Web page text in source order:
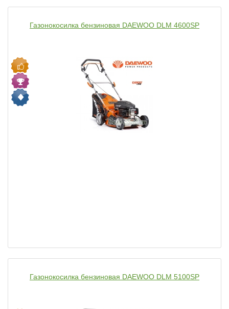
Газонокосилка бензиновая DAEWOO DLM 4600SP
Газонокосилка бензиновая DAEWOO DLM 5100SP